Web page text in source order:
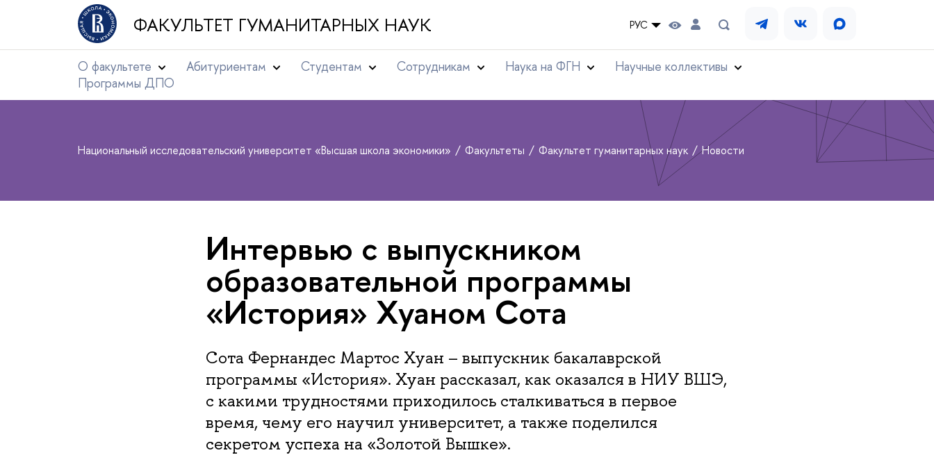
ФАКУЛЬТЕТ ГУМАНИТАРНЫХ НАУК РУС
О факультете Абитуриентам Студентам Сотрудникам Наука на ФГН
Научные коллективы
Программы ДПО
Национальный исследовательский университет «Высшая школа экономики» Факультеты Факультет гуманитарных наук Новости
Интервью с выпускником
образовательной программы
«История» Хуаном Сота
Сота Фернандес Мартос Хуан – выпускник бакалаврской
программы «История». Хуан рассказал, как оказался в НИУ ВШЭ,
с какими трудностями приходилось сталкиваться в первое
время, чему его научил университет, а также поделился
секретом успеха на «Золотой Вышке».